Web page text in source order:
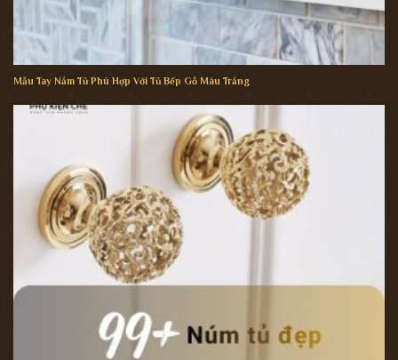
Mẫu Tay Nắm Tủ Phù Hợp Với Tủ Bếp Gỗ Màu Trắng